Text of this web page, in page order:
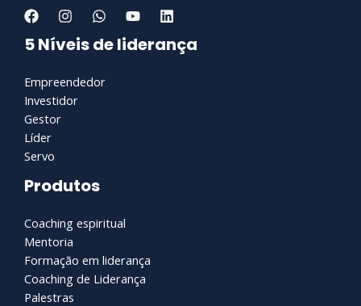
5 Níveis de liderança
Empreendedor
Investidor
Gestor
Líder
Servo
Produtos
Coaching espiritual
Mentoria
Formação em liderança
Coaching de Liderança
Palestras